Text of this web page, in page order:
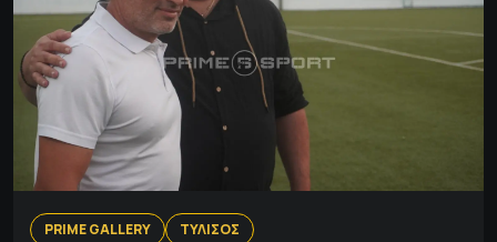
PRIME GALLERY ΤΥΛΙΣΟΣ